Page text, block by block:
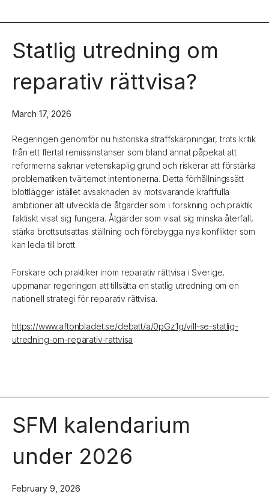
Statlig utredning om
reparativ rättvisa?
March 17, 2026
Regeringen genomför nu historiska straffskärpningar, trots kritik
från ett flertal remissinstanser som bland annat påpekat att
reformerna saknar vetenskaplig grund och riskerar att förstärka
problematiken tvärtemot intentionerna. Detta förhållningssätt
blottlägger istället avsaknaden av motsvarande kraftfulla
ambitioner att utveckla de åtgärder som i forskning och praktik
faktiskt visat sig fungera. Åtgärder som visat sig minska återfall,
stärka brottsutsattas ställning och förebygga nya konflikter som
kan leda till brott.
Forskare och praktiker inom reparativ rättvisa i Sverige,
uppmanar regeringen att tillsätta en statlig utredning om en
nationell strategi för reparativ rättvisa.
https://www.aftonbladet.se/debatt/a/0pGz1g/vill-se-statlig-
utredning-om-reparativ-rattvisa
SFM kalendarium
under 2026
February 9, 2026